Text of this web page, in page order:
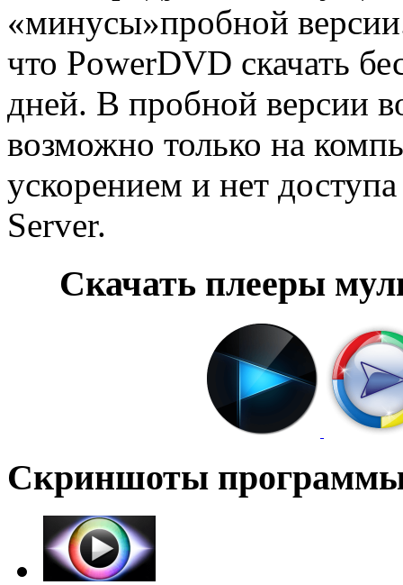
«минусы»пробной
что PowerDVD скачать
дней. В пробной версии
возможно только на
ускорением и нет
Server.
Скачать плееры
Скриншоты